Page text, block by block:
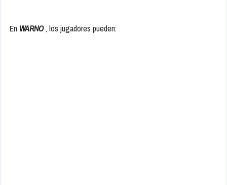
En WARNO, los jugadores pueden: